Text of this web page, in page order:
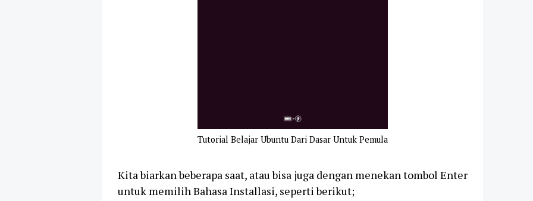
Tutorial Belajar Ubuntu Dari Dasar Untuk Pemula
Kita biarkan beberapa saat, atau bisa juga dengan menekan tombol Enter
untuk memilih Bahasa Installasi, seperti berikut;